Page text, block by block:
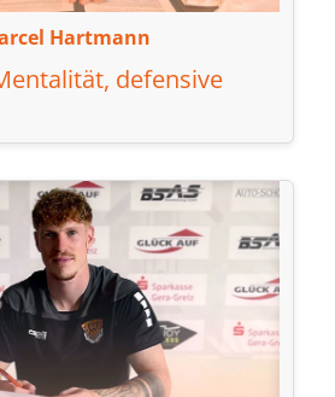
Hartmann
defensive